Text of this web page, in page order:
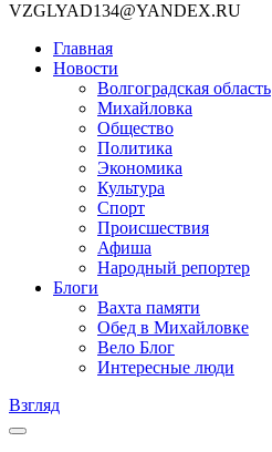
VZGLYAD134@YANDEX.RU
Главная
Новости
Волгоградская область
Михайловка
Общество
Политика
Экономика
Культура
Спорт
Происшествия
Афиша
Народный репортер
Блоги
Вахта памяти
Обед в Михайловке
Вело Блог
Интересные люди
Взгляд